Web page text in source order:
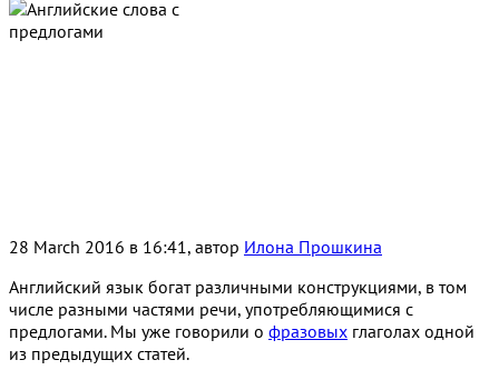
28 March 2016 в 16:41, автор Илона Прошкина
Английский язык богат различными конструкциями, в том
числе разными частями речи, употребляющимися с
предлогами. Мы уже говорили о фразовых глаголах одной
из предыдущих статей.